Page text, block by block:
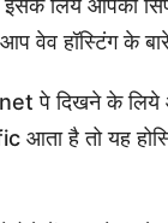
लिये आपको
वेव हॉस्टिंग के
पे दिखने के
आता है तो यह